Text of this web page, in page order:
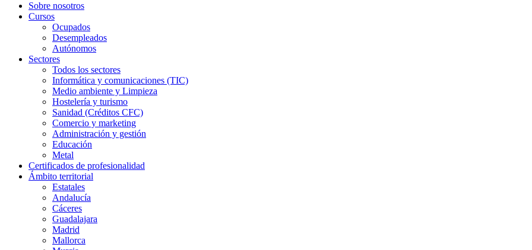
Sobre nosotros
Cursos
Ocupados
Desempleados
Autónomos
Sectores
Todos los sectores
Informática y comunicaciones (TIC)
Medio ambiente y Limpieza
Hostelería y turismo
Sanidad (Créditos CFC)
Comercio y marketing
Administración y gestión
Educación
Metal
Certificados de profesionalidad
Ámbito territorial
Estatales
Andalucía
Cáceres
Guadalajara
Madrid
Mallorca